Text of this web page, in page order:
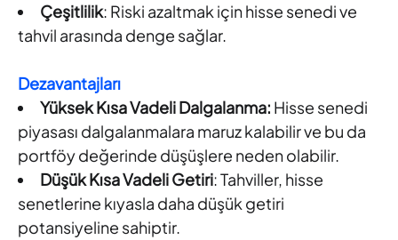
Çeşitlilik: Riski azaltmak için hisse senedi ve
tahvil arasında denge sağlar.
Dezavantajları
Yüksek Kısa Vadeli Dalgalanma: Hisse senedi
piyasası dalgalanmalara maruz kalabilir ve bu da
portföy değerinde düşüşlere neden olabilir.
Düşük Kısa Vadeli Getiri: Tahviller, hisse
senetlerine kıyasla daha düşük getiri
potansiyeline sahiptir.